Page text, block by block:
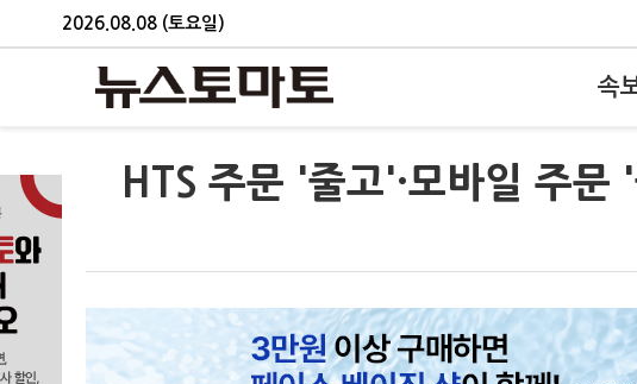
2026.08.08 (토요일)
속
HTS 주문 '줄고'·모바일 주문